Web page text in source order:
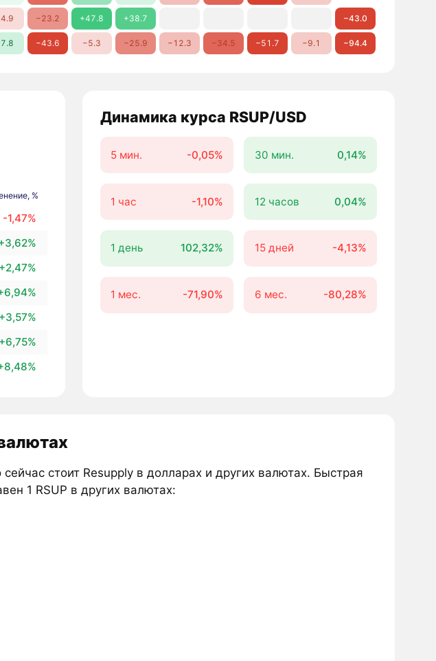
−23.2 +47.8 +38.7 −43.0
−43.6 −5.3 −25.9 −12.3 −34.5 −51.7 −9.1 −94.4
%
-1,47%
+2,47%
+3,57%
+6,75%
Динамика курса RSUP/USD
5 мин. -0,05% 30 мин. 0,14%
1 час -1,10% 12 часов 0,04%
1 день 102,32% 15 дней -4,13%
1 мес. -71,90% 6 мес. -80,28%
стоит Resupply в долларах и других валютах. Быстрая
1 RSUP в других валютах: